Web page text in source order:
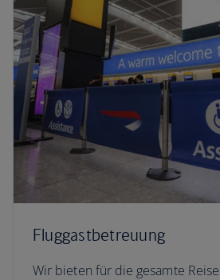
Fluggastbetreuung
Wir bieten für die gesamte